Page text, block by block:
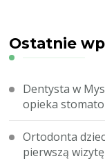
Ostatnie
Dentysta w
opieka
Ortodonta
pierwszą wizytę